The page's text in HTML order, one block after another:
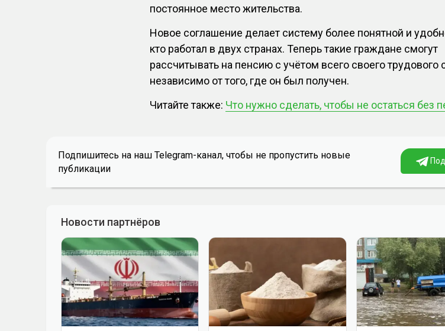
постоянное место жительства.
Новое соглашение делает систему более понятной и
кто работал в двух странах. Теперь такие граждане смогут
рассчитывать на пенсию с учётом всего своего трудового
независимо от того, где он был получен.
Читайте также: Что нужно сделать, чтобы не остаться без
Подпишитесь на наш Telegram-канал, чтобы не пропустить новые
публикации